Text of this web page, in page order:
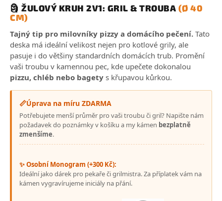
🗿 ŽULOVÝ KRUH 2V1: GRIL & TROUBA (Ø 40
CM)
Tajný tip pro milovníky pizzy a domácího pečení. Tato
deska má ideální velikost nejen pro kotlové grily, ale
pasuje i do většiny standardních domácích trub. Promění
vaši troubu v kamennou pec, kde upečete dokonalou
pizzu, chléb nebo bagety s křupavou kůrkou.
📏Úprava na míru ZDARMA
Potřebujete menší průměr pro vaši troubu či gril? Napište nám
požadavek do poznámky v košíku a my kámen bezplatně
zmenšíme.
✨ Osobní Monogram (+300 Kč):
Ideální jako dárek pro pekaře či grilmistra. Za příplatek vám na
kámen vygravírujeme iniciály na přání.